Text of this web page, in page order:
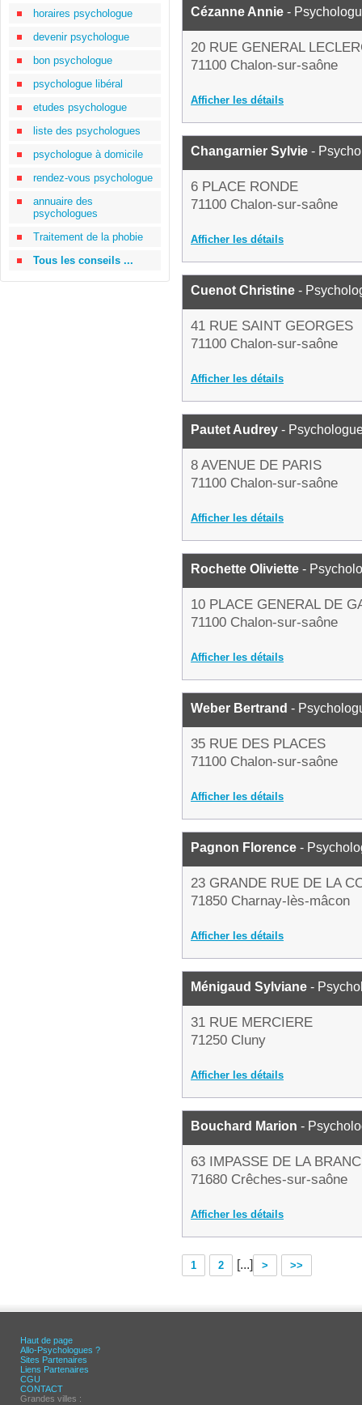
horaires psychologue
devenir psychologue
bon psychologue
psychologue libéral
etudes psychologue
liste des psychologues
psychologue à domicile
rendez-vous psychologue
annuaire des
psychologues
Traitement de la phobie
Tous les conseils ...
Cézanne Annie -
20 RUE GENERAL
71100 Chalon-sur-saône
Afficher les détails
Changarnier Sylvie -
6 PLACE RONDE
71100 Chalon-sur-saône
Afficher les détails
Cuenot Christine -
41 RUE SAINT GEORGES
71100 Chalon-sur-saône
Afficher les détails
Pautet Audrey -
8 AVENUE DE PARIS
71100 Chalon-sur-saône
Afficher les détails
Rochette Oliviette -
10 PLACE GENERAL DE
71100 Chalon-sur-saône
Afficher les détails
Weber Bertrand -
35 RUE DES PLACES
71100 Chalon-sur-saône
Afficher les détails
Pagnon Florence -
23 GRANDE RUE DE LA
71850 Charnay-lès-mâcon
Afficher les détails
Ménigaud Sylviane -
31 RUE MERCIERE
71250 Cluny
Afficher les détails
Bouchard Marion -
63 IMPASSE DE LA
71680 Crêches-sur-saône
Afficher les détails
1 2 [...] > >>
Haut de page
Allo-Psychologues ?
Sites Partenaires
Liens Partenaires
CGU
CONTACT
Grandes villes :